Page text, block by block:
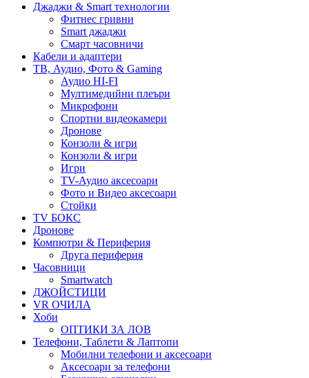
Джаджи & Smart технологии
Фитнес гривни
Smart джаджи
Смарт часовничи
Кабели и адаптери
ТВ, Аудио, Фото & Gaming
Аудио HI-FI
Мултимедийни плеъри
Микрофони
Спортни видеокамери
Дронове
Конзоли & игри
Конзоли & игри
Игри
TV-Аудио аксесоари
Фото и Видео аксесоари
Стойки
TV БОКС
Дронове
Компютри & Периферия
Друга периферия
Часовници
Smartwatch
ДЖОЙСТИЦИ
VR ОЧИЛА
Хоби
ОПТИКИ ЗА ЛОВ
Телефони, Таблети & Лаптопи
Мобилни телефони и аксесоари
Аксесоари за телефони